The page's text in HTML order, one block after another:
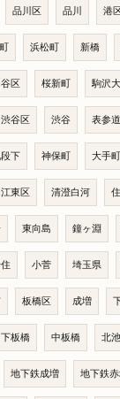
品川区 品川 港区
浜松町 新橋
区 桜新町 駒沢
渋谷区 渋谷 表参道
段下 神保町 大手町
江東区 清澄白河
東向島 鐘ヶ淵
小菅 埼玉県
板橋区 成増
下板橋 中板橋 北
地下鉄成増 地下鉄赤